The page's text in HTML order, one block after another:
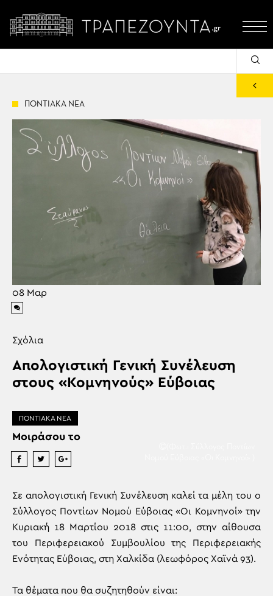
ΠΟΝΤΙΑΚΑ ΝΕΑ
08 Μαρ
Σχόλια
Απολογιστική Γενική Συνέλευση
στους «Κομνηνούς» Εύβοιας
ΠΟΝΤΙΑΚΑ ΝΕΑ
Μοιράσου το
Σε απολογιστική Γενική Συνέλευση καλεί τα μέλη του ο
Σύλλογος Ποντίων Νομού Εύβοιας «Οι Κομνηνοί» την
Κυριακή 18 Μαρτίου 2018 στις 11:00, στην αίθουσα
του Περιφερειακού Συμβουλίου της Περιφερειακής
Ενότητας Εύβοιας, στη Χαλκίδα (λεωφόρος Χαϊνά 93).
Τα θέματα που θα συζητηθούν είναι: